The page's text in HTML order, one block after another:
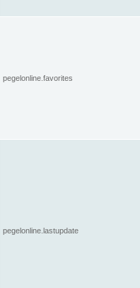
pegelonline.favorites
pegelonline.lastupdate